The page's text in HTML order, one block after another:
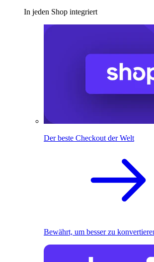
In jeden Shop integriert
Der beste Checkout der Welt
Bewährt, um besser zu